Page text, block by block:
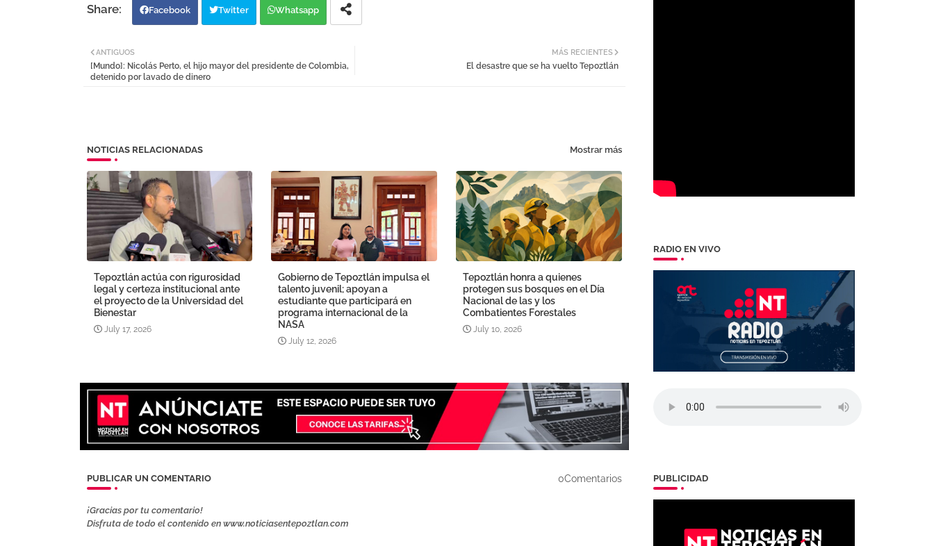
Facebook Twitter Whatsapp
MÁS RECIENTES
El desastre que se ha vuelto Tepoztlán
ANTIGUOS
[Mundo]: Nicolás Perto, el hijo mayor del presidente de Colombia,
detenido por lavado de dinero
NOTICIAS RELACIONADAS Mostrar más
Tepoztlán actúa con rigurosidad
legal y certeza institucional ante
el proyecto de la Universidad del
Bienestar
July 17, 2026
Gobierno de Tepoztlán impulsa el
talento juvenil; apoyan a
estudiante que participará en
programa internacional de la
NASA
July 12, 2026
Tepoztlán honra a quienes
protegen sus bosques en el Día
Nacional de las y los
Combatientes Forestales
July 10, 2026
PUBLICAR UN COMENTARIO 0Comentarios
¡Gracias por tu comentario!
Disfruta de todo el contenido en www.noticiasentepoztlan.com
RADIO EN VIVO
PUBLICIDAD